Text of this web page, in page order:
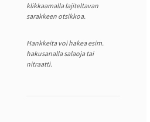
klikkaamalla lajiteltavan
sarakkeen otsikkoa.
Hankkeita voi hakea esim.
hakusanalla salaoja tai
nitraatti.